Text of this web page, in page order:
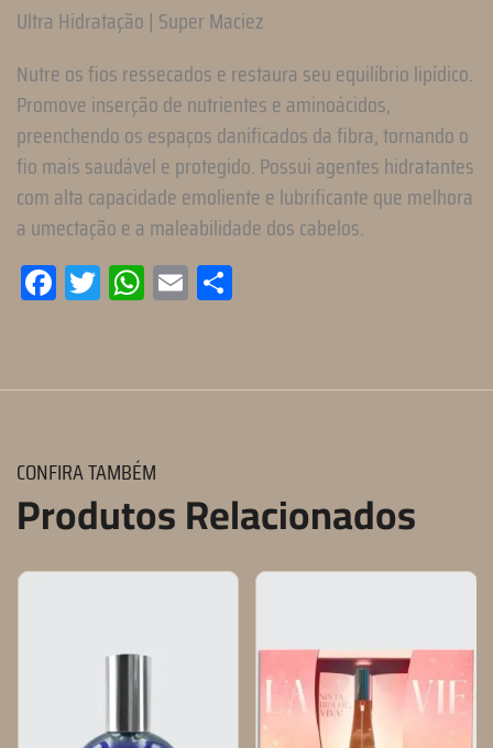
Ultra Hidratação | Super Maciez
Nutre os fios ressecados e restaura seu equilíbrio lipídico.
Promove inserção de nutrientes e aminoácidos,
preenchendo os espaços danificados da fibra, tornando o
fio mais saudável e protegido. Possui agentes hidratantes
com alta capacidade emoliente e lubrificante que melhora
a umectação e a maleabilidade dos cabelos.
Facebook
TwitterWhatsApp
Email
CONFIRA TAMBÉM
Produtos Relacionados